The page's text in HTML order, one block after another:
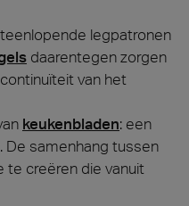
legpatronen
daarentegen zorgen
van het
keukenbladen: een
De samenhang tussen
te creëren die vanuit